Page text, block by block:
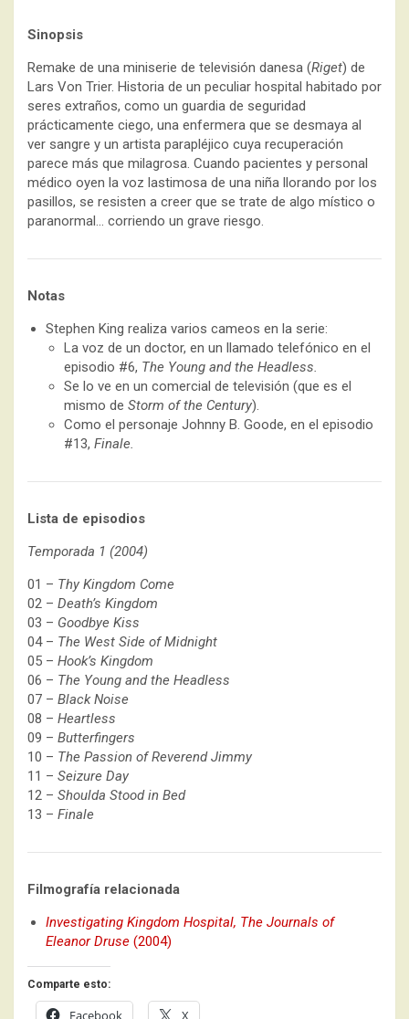
Sinopsis
Remake de una miniserie de televisión danesa (Riget) de
Lars Von Trier. Historia de un peculiar hospital habitado por
seres extraños, como un guardia de seguridad
prácticamente ciego, una enfermera que se desmaya al
ver sangre y un artista parapléjico cuya recuperación
parece más que milagrosa. Cuando pacientes y personal
médico oyen la voz lastimosa de una niña llorando por los
pasillos, se resisten a creer que se trate de algo místico o
paranormal… corriendo un grave riesgo.
Notas
Stephen King realiza varios cameos en la serie:
La voz de un doctor, en un llamado telefónico en el
episodio #6, The Young and the Headless.
Se lo ve en un comercial de televisión (que es el
mismo de Storm of the Century).
Como el personaje Johnny B. Goode, en el episodio
#13, Finale.
Lista de episodios
Temporada 1 (2004)
01 – Thy Kingdom Come
02 – Death’s Kingdom
03 – Goodbye Kiss
04 – The West Side of Midnight
05 – Hook’s Kingdom
06 – The Young and the Headless
07 – Black Noise
08 – Heartless
09 – Butterfingers
10 – The Passion of Reverend Jimmy
11 – Seizure Day
12 – Shoulda Stood in Bed
13 – Finale
Filmografía relacionada
Investigating Kingdom Hospital, The Journals of
Eleanor Druse (2004)
Comparte esto:
Facebook X